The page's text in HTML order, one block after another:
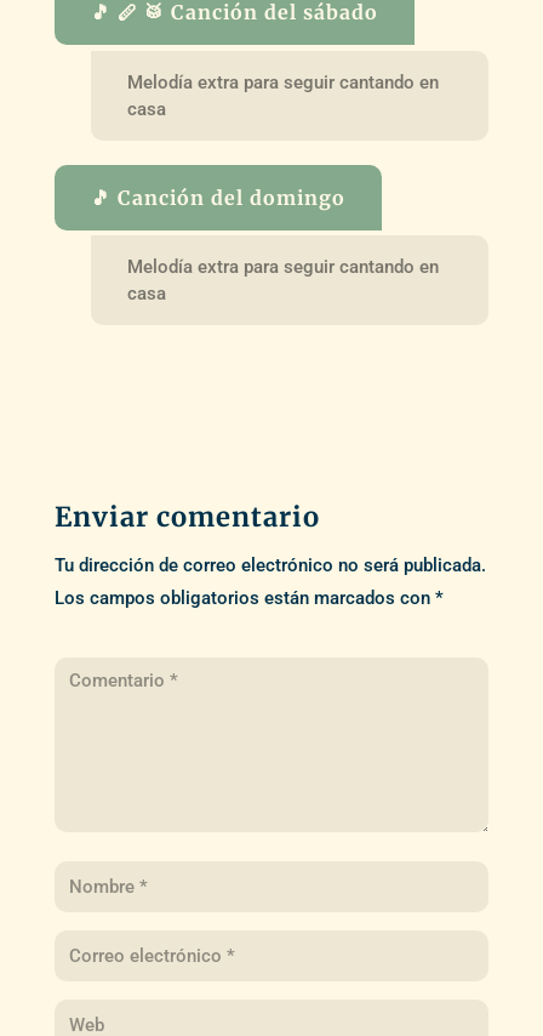
🎵 🪈 🥁 Canción del sábado
Melodía extra para seguir cantando en
casa
🎵 Canción del domingo
Melodía extra para seguir cantando en
casa
Enviar comentario
Tu dirección de correo electrónico no será publicada.
Los campos obligatorios están marcados con *